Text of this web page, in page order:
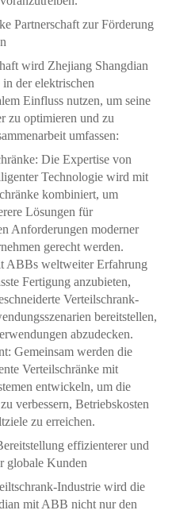
Partnerschaft zur Förderung
wird Zhejiang Shangdian
der elektrischen
Einfluss nutzen, um seine
zu optimieren und zu
umfassen:
Die Expertise von
Technologie wird mit
kombiniert, um
Lösungen für
Anforderungen moderner
gerecht werden.
ABBs weltweiter Erfahrung
Fertigung anzubieten,
Verteilschrank-
bereitstellen,
abzudecken.
Gemeinsam werden die
Verteilschränke mit
entwickeln, um die
verbessern, Betriebskosten
zu erreichen.
effizienterer und
globale Kunden
Industrie wird die
mit ABB nicht nur den